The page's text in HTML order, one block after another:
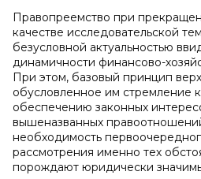
Правопреемство при
качестве исследовательской
безусловной актуальностью
динамичности финансово-
При этом, базовый принцип
обусловленное им стремление
обеспечению законных
вышеназванных
необходимость
рассмотрения именно тех
порождают юридически